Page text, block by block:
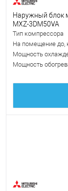
Наружный блок
MXZ-3DM50VA
Тип компрессора
На помещение до,
Мощность
Мощность